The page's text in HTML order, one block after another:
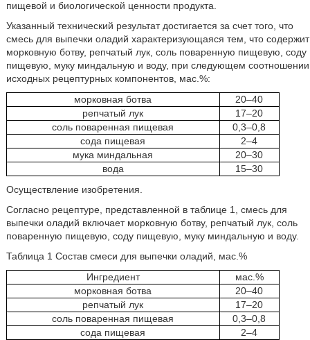
пищевой и биологической ценности продукта.
Указанный технический результат достигается за счет того, что
смесь для выпечки оладий характеризующаяся тем, что содержит
морковную ботву, репчатый лук, соль поваренную пищевую, соду
пищевую, муку миндальную и воду, при следующем соотношении
исходных рецептурных компонентов, мас.%:
морковная ботва
20–40
репчатый лук
17–20
соль поваренная пищевая
0,3–0,8
сода пищевая
2–4
мука миндальная
20–30
вода
15–30
Осуществление изобретения.
Согласно рецептуре, представленной в таблице 1, смесь для
выпечки оладий включает морковную ботву, репчатый лук, соль
поваренную пищевую, соду пищевую, муку миндальную и воду.
Таблица 1 Состав смеси для выпечки оладий, мас.%
Ингредиент
мас.%
морковная ботва
20–40
репчатый лук
17–20
соль поваренная пищевая
0,3–0,8
сода пищевая
2–4